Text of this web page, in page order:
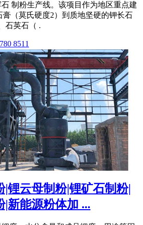
制粉生产线。该项目作为地区重点建
膏（莫氏硬度2）到质地坚硬的钾长石
石英石（ .
8511
|锂云母制粉|锂矿石制粉|
|新能源粉体加 ...